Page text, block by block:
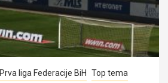
Prva liga Federacije BiH Top tema